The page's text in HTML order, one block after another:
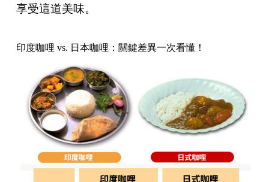
享受這道美味。
印度咖哩 vs. 日本咖哩：關鍵差異一次看懂！